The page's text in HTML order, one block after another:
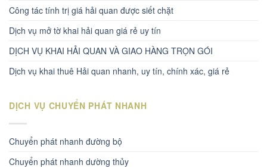
Công tác tính trị giá hải quan được siết chặt
Dịch vụ mở tờ khai hải quan giá rẻ uy tín
DỊCH VỤ KHAI HẢI QUAN VÀ GIAO HÀNG TRỌN GÓI
Dịch vụ khai thuê Hải quan nhanh, uy tín, chính xác, giá rẻ
DỊCH VỤ CHUYỂN PHÁT NHANH
Chuyển phát nhanh đường bộ
Chuyển phát nhanh dường thủy